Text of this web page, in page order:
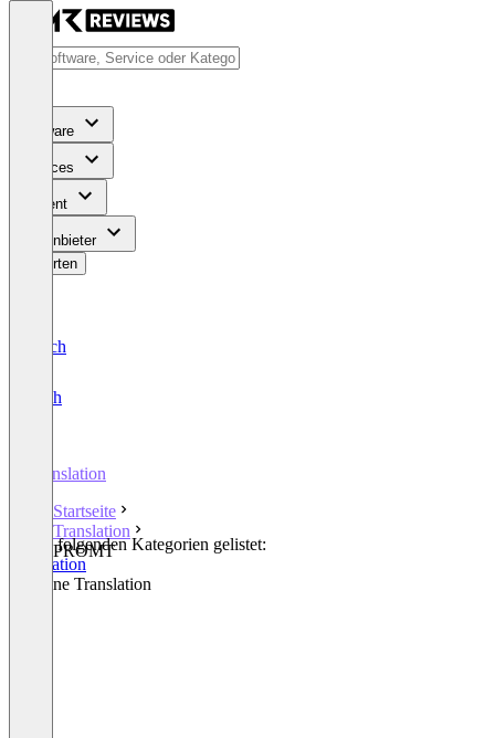
Software
Services
Content
Für Anbieter
Bewerten
Deutsch
English
Translation
Startseite
Translation
PROMT
In den folgenden Kategorien gelistet:
Translation
Machine Translation